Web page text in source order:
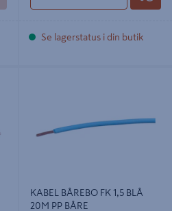
Se lagerstatus i din butik
KABEL BÅREBO FK 1,5 BLÅ
20M PP BÅRE